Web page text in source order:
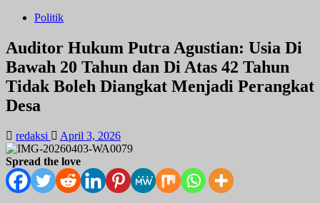
Politik
Auditor Hukum Putra Agustian: Usia Di
Bawah 20 Tahun dan Di Atas 42 Tahun
Tidak Boleh Diangkat Menjadi Perangkat
Desa
redaksi April 3, 2026
Spread the love